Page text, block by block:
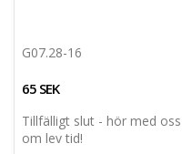
G07.28-16
65 SEK
Tillfälligt slut - hör med oss
om lev tid!